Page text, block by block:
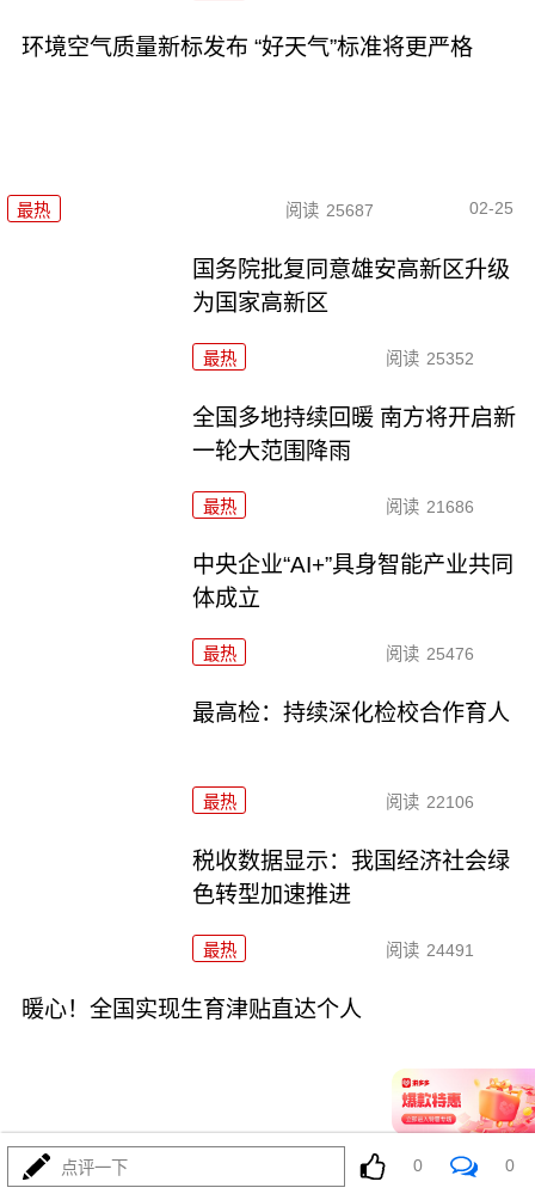
环境空气质量新标发布 “好天气”标准将更严格
最热 阅读 25687 02-25
国务院批复同意雄安高新区升级
为国家高新区
最热 阅读 25352
全国多地持续回暖 南方将开启新
一轮大范围降雨
最热 阅读 21686
中央企业“AI+”具身智能产业共同
体成立
最热 阅读 25476
最高检：持续深化检校合作育人
最热 阅读 22106
税收数据显示：我国经济社会绿
色转型加速推进
最热 阅读 24491
暖心！全国实现生育津贴直达个人
最热 25882 02-06
点评一下 0 0